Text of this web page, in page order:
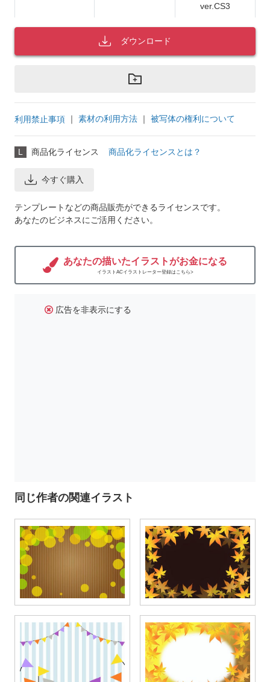
ver.CS3
ダウンロード
利用禁止事項 ｜ 素材の利用方法 ｜ 被写体の権利について
L 商品化ライセンス 商品化ライセンスとは？
今すぐ購入
テンプレートなどの商品販売ができるライセンスです。
あなたのビジネスにご活用ください。
あなたの描いたイラストがお金になる
イラストACイラストレーター登録はこちら>
広告を非表示にする
同じ作者の関連イラスト